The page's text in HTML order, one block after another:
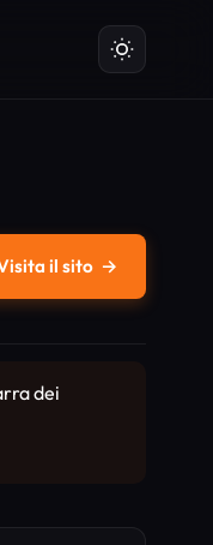
il sito →
dei